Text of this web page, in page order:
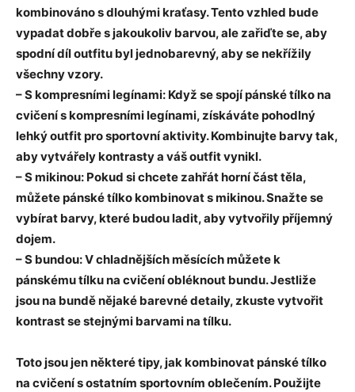
kombinováno s dlouhými kraťasy. Tento vzhled bude
vypadat dobře s jakoukoliv barvou, ale zařiďte se, aby
spodní díl outfitu byl jednobarevný, aby se nekřížily
všechny vzory.
– S kompresními legínami: Když se spojí pánské tílko na
cvičení s kompresními legínami, získáváte pohodlný
lehký outfit pro sportovní aktivity. Kombinujte barvy tak,
aby vytvářely kontrasty a váš outfit vynikl.
– S mikinou: Pokud si chcete zahřát horní část těla,
můžete pánské tílko kombinovat s mikinou. Snažte se
vybírat barvy, které budou ladit, aby vytvořily příjemný
dojem.
– S bundou: V chladnějších měsících můžete k
pánskému tílku na cvičení obléknout bundu. Jestliže
jsou na bundě nějaké barevné detaily, zkuste vytvořit
kontrast se stejnými barvami na tílku.
Toto jsou jen některé tipy, jak kombinovat pánské tílko
na cvičení s ostatním sportovním oblečením. Použijte